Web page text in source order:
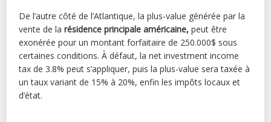
De l’autre côté de l’Atlantique, la plus-value générée par la
vente de larésidence principale américaine, peut être
exonérée pour un montant forfaitaire de 250.000$ sous
certaines conditions. À défaut, la net investment income
tax de 3.8% peut s’appliquer, puis la plus-value sera taxée à
un taux variant de 15% à 20%, enfin les impôts locaux et
d’état.